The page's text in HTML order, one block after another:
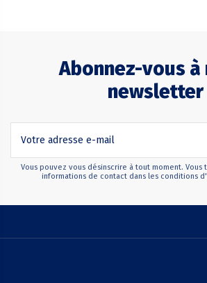
Abonnez-vous
newsletter
Vous pouvez vous désinscrire à tout moment.
informations de contact dans les conditions